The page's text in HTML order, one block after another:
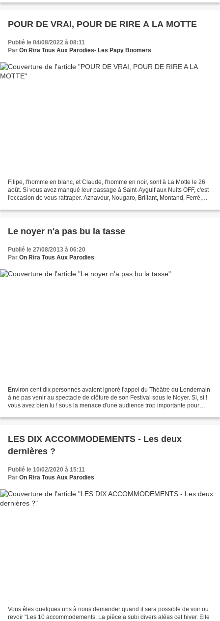
POUR DE VRAI, POUR DE RIRE A LA MOTTE
Publié le 04/08/2022 à 08:11
Par On Rira Tous Aux Parodies- Les Papy Boomers
Filipe, l'homme en blanc, et Claude, l'homme en noir, sont à La Motte le 26
août. Si vous avez manqué leur passage à Saint-Aygulf aux Nuits OFF, c'est
l'occasion de vous rattraper. Aznavour, Nougaro, Brillant, Montand, Ferré,
Le noyer n'a pas bu la tasse
Publié le 27/08/2013 à 06:20
Par On Rira Tous Aux Parodies
Environ cent dix personnes avaient ignoré l'appel du Théâtre du Lendemain
à ne pas venir au spectacle de clôture de son Festival sous le Noyer. Si, si !
vous avez bien lu ! sous la menace d'une audience trop importante pour
LES DIX ACCOMMODEMENTS - Les deux
dernières ?
Publié le 10/02/2020 à 15:11
Par On Rira Tous Aux Parodies
Vous êtes quelques uns à nous demander quand il sera possible de voir ou
revoir "Les 10 accommodements. La pièce a subi divers aléas cet hiver. Elle